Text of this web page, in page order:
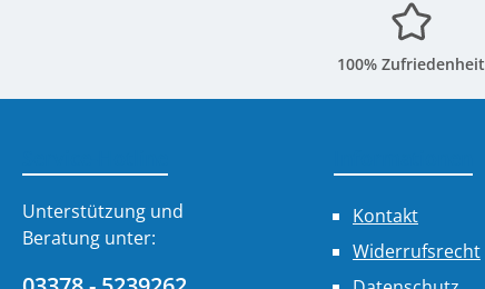
100% Zufriedenheit
Unterstützung und
Beratung unter:
Kontakt
Widerrufsrecht